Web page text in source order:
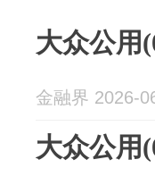
大众公用
金融界 2026-
大众公用